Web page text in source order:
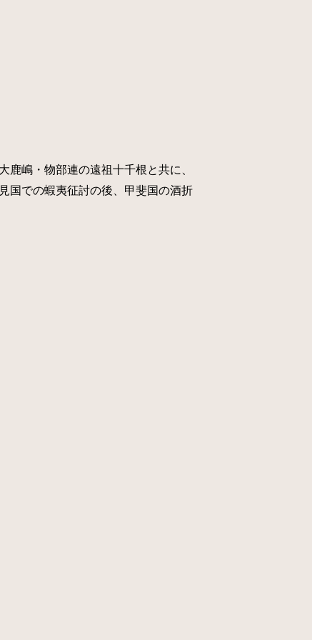
鹿嶋・物部連の遠祖十千根と共に、
国での蝦夷征討の後、甲斐国の酒折